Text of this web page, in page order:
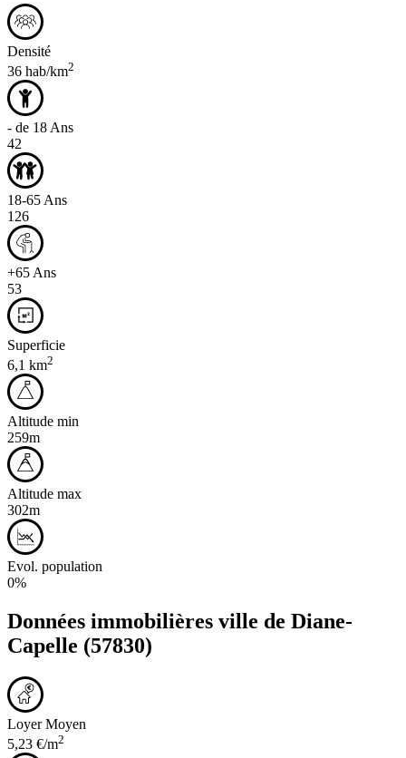
Densité
36 hab/km2
- de 18 Ans
42
18-65 Ans
126
+65 Ans
53
Superficie
6,1 km2
Altitude min
259m
Altitude max
302m
Evol. population
0%
Données immobilières ville de Diane-
Capelle (57830)
Loyer Moyen
5,23 €/m2